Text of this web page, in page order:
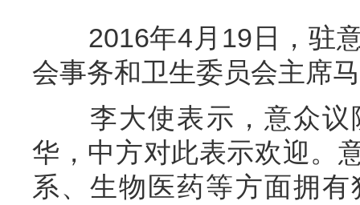
2016年4月19日，驻
会事务和卫生委员会主席
李大使表示，意众
华，中方对此表示欢迎。
系、生物医药等方面拥